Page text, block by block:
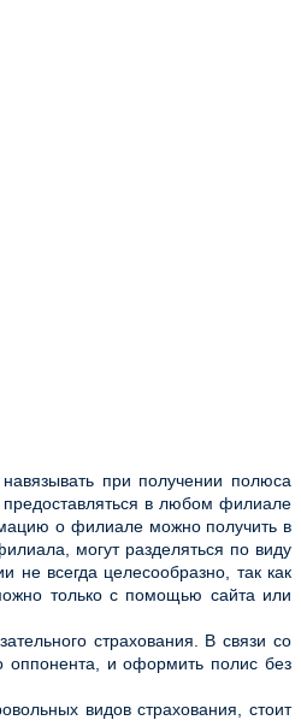
при получении полюса
в любом филиале
о филиале можно получить в
могут разделяться по виду
всегда целесообразно, так как
только с помощью сайта или
страхования. В связи со
оппонента, и оформить полис без
видов страхования, стоит